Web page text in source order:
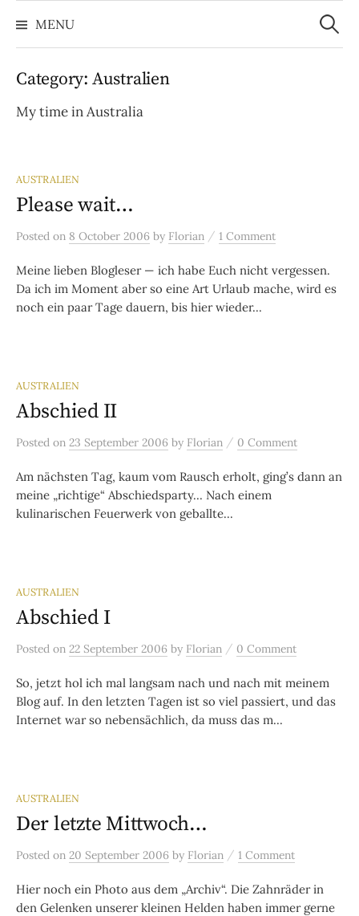
to
content
MENU
Search
for:
Category: Australien
My time in Australia
AUSTRALIEN
Please wait…
Posted on 8 October 2006 by Florian / 1 Comment
Meine lieben Blogleser — ich habe Euch nicht vergessen.
Da ich im Moment aber so eine Art Urlaub mache, wird es
noch ein paar Tage dauern, bis hier wieder...
AUSTRALIEN
Abschied II
Posted on 23 September 2006 by Florian / 0 Comment
Am nächsten Tag, kaum vom Rausch erholt, ging’s dann an
meine „richtige“ Abschiedsparty… Nach einem
kulinarischen Feuerwerk von geballte...
AUSTRALIEN
Abschied I
Posted on 22 September 2006 by Florian / 0 Comment
So, jetzt hol ich mal langsam nach und nach mit meinem
Blog auf. In den letzten Tagen ist so viel passiert, und das
Internet war so nebensächlich, da muss das m...
AUSTRALIEN
Der letzte Mittwoch…
Posted on 20 September 2006 by Florian / 1 Comment
Hier noch ein Photo aus dem „Archiv“. Die Zahnräder in
den Gelenken unserer kleinen Helden haben immer gerne